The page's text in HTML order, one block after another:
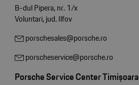
B-dul Pipera, nr. 1/x
Voluntari, jud. Ilfov
porschesales@porsche.ro
porscheservice@porsche.ro
Porsche Service Center Timișoara